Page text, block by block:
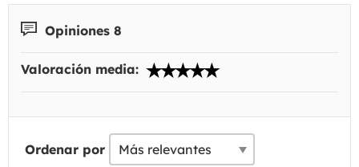
Opiniones 8
Valoración media:
Ordenar por